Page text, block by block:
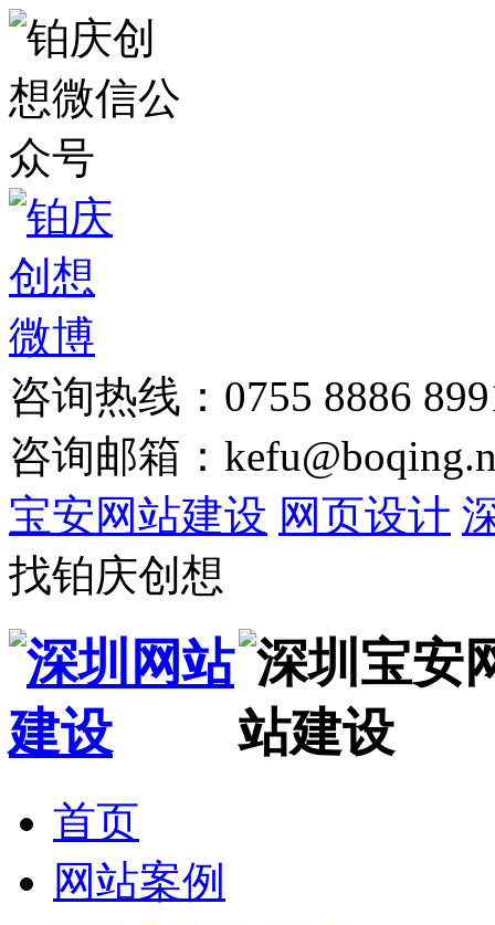
咨询热线：0755 8886
咨询邮箱：
宝安网站建设 网页设计
找铂庆创想
首页
网站案例